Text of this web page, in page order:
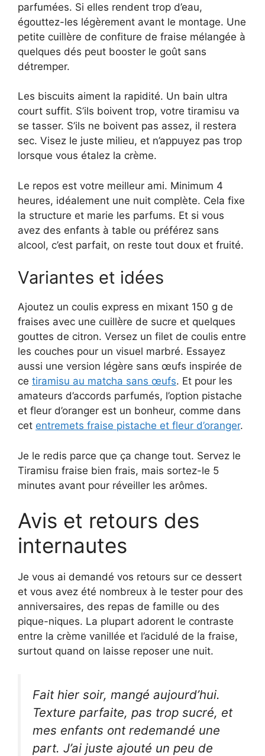
parfumées. Si elles rendent trop d’eau,
égouttez-les légèrement avant le montage. Une
petite cuillère de confiture de fraise mélangée à
quelques dés peut booster le goût sans
détremper.
Les biscuits aiment la rapidité. Un bain ultra
court suffit. S’ils boivent trop, votre tiramisu va
se tasser. S’ils ne boivent pas assez, il restera
sec. Visez le juste milieu, et n’appuyez pas trop
lorsque vous étalez la crème.
Le repos est votre meilleur ami. Minimum 4
heures, idéalement une nuit complète. Cela fixe
la structure et marie les parfums. Et si vous
avez des enfants à table ou préférez sans
alcool, c’est parfait, on reste tout doux et fruité.
Variantes et idées
Ajoutez un coulis express en mixant 150 g de
fraises avec une cuillère de sucre et quelques
gouttes de citron. Versez un filet de coulis entre
les couches pour un visuel marbré. Essayez
aussi une version légère sans œufs inspirée de
ce tiramisu au matcha sans œufs. Et pour les
amateurs d’accords parfumés, l’option pistache
et fleur d’oranger est un bonheur, comme dans
cet entremets fraise pistache et fleur d’oranger.
Je le redis parce que ça change tout. Servez le
Tiramisu fraise bien frais, mais sortez-le 5
minutes avant pour réveiller les arômes.
Avis et retours des
internautes
Je vous ai demandé vos retours sur ce dessert
et vous avez été nombreux à le tester pour des
anniversaires, des repas de famille ou des
pique-niques. La plupart adorent le contraste
entre la crème vanillée et l’acidulé de la fraise,
surtout quand on laisse reposer une nuit.
Fait hier soir, mangé aujourd’hui.
Texture parfaite, pas trop sucré, et
mes enfants ont redemandé une
part. J’ai juste ajouté un peu de